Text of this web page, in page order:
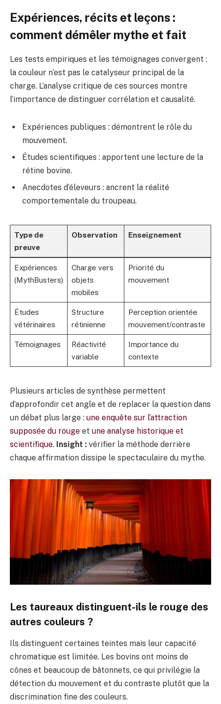
Expériences, récits et leçons :
comment démêler mythe et fait
Les tests empiriques et les témoignages convergent :
la couleur n’est pas le catalyseur principal de la
charge. L’analyse critique de ces sources montre
l’importance de distinguer corrélation et causalité.
Expériences publiques : démontrent le rôle du
mouvement.
Études scientifiques : apportent une lecture de la
rétine bovine.
Anecdotes d’éleveurs : ancrent la réalité
comportementale du troupeau.
Type de
preuve
Observation Enseignement
Expériences
(MythBusters)
Charge vers
objets
mobiles
Priorité du
mouvement
Études
vétérinaires
Structure
rétinienne
Perception orientée
mouvement/contraste
Témoignages
Réactivité
variable
Importance du
contexte
Plusieurs articles de synthèse permettent
d’approfondir cet angle et de replacer la question dans
un débat plus large : une enquête sur l’attraction
supposée du rouge et une analyse historique et
scientifique. Insight : vérifier la méthode derrière
chaque affirmation dissipe le spectaculaire du mythe.
Les taureaux distinguent-ils le rouge des
autres couleurs ?
Ils distinguent certaines teintes mais leur capacité
chromatique est limitée. Les bovins ont moins de
cônes et beaucoup de bâtonnets, ce qui privilégie la
détection du mouvement et du contraste plutôt que la
discrimination fine des couleurs.